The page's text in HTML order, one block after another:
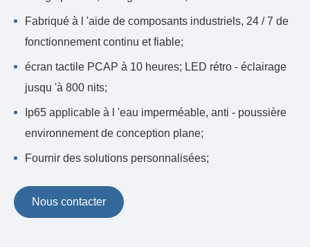
Fabriqué à l 'aide de composants industriels, 24 / 7 de
fonctionnement continu et fiable;
écran tactile PCAP à 10 heures; LED rétro - éclairage
jusqu 'à 800 nits;
Ip65 applicable à l 'eau imperméable, anti - poussière
environnement de conception plane;
Fournir des solutions personnalisées;
Nous contacter